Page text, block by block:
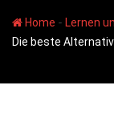
Home - Lernen
Die beste